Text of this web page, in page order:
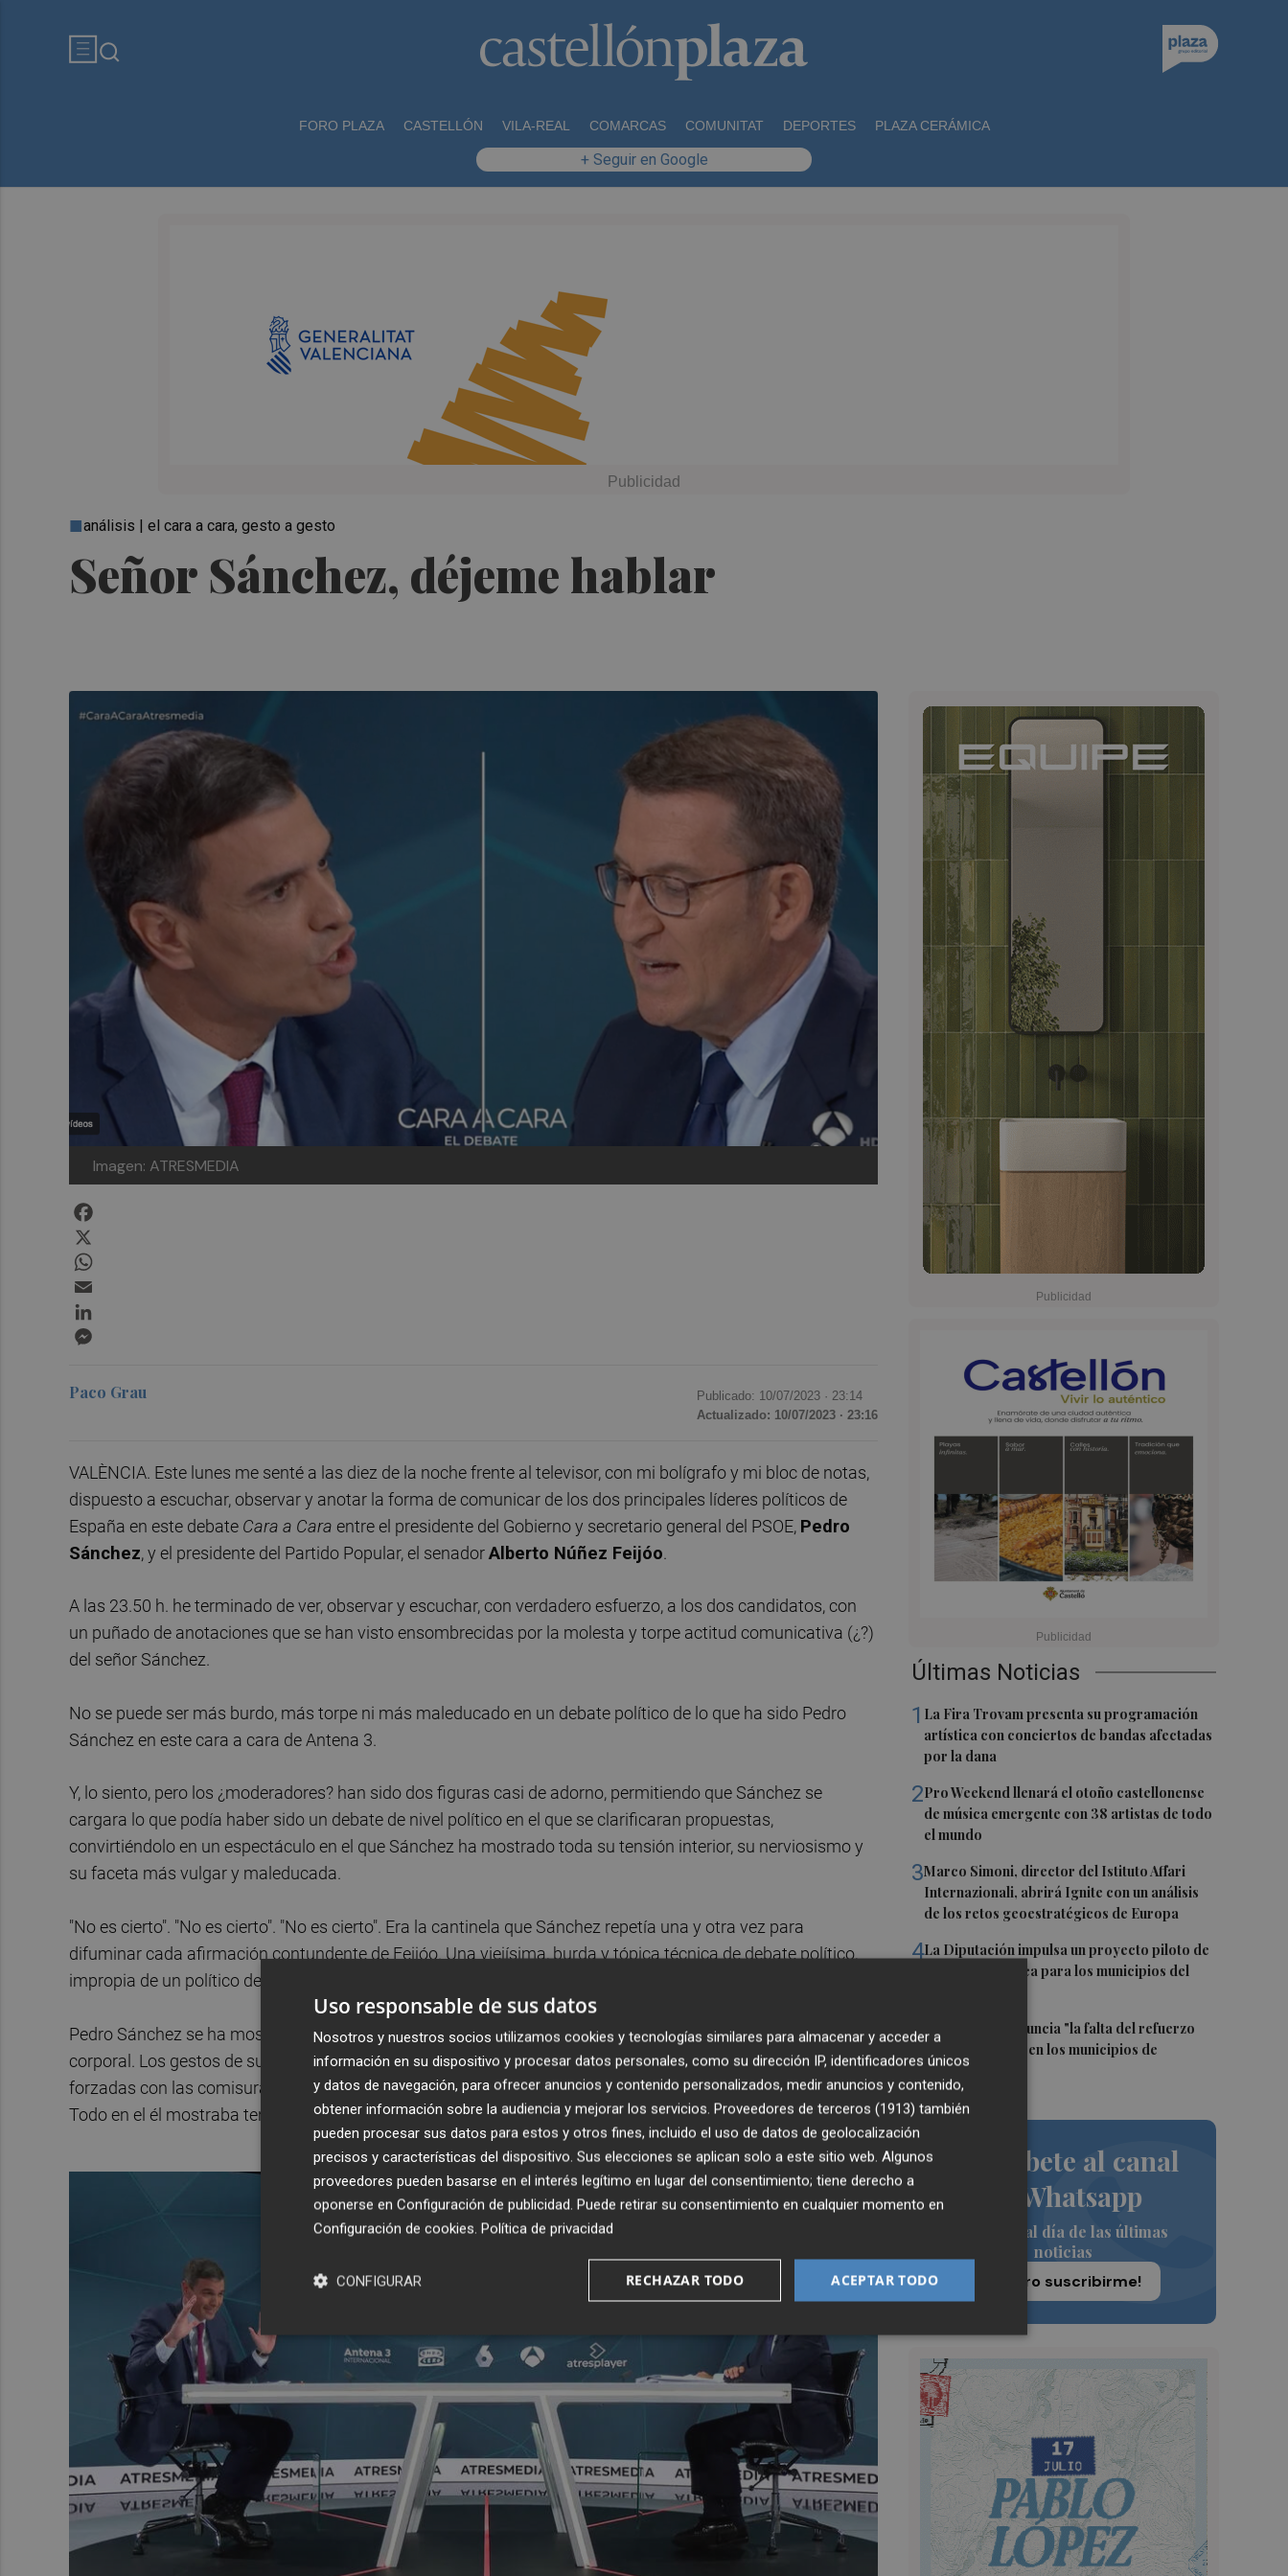
FORO PLAZA CASTELLÓN VILA-REAL COMARCAS COMUNITAT DEPORTES PLAZA CERÁMICA
+ Seguir en Google
Señor Sánchez, déjeme hablar
análisis | el cara a cara, gesto a gesto
Imagen: ATRESMEDIA
Últimas Noticias
1 La Fira Trovam presenta su programación
artística con conciertos de bandas afectadas
por la dana
2Pro Weekend llenará el otoño castellonense
de música emergente con 38 artistas de todo
el mundo
3Marco Simoni, director del Istituto Affari
Internazionali, abrirá Ignite con un análisis
de los retos geoestratégicos de Europa
4La Diputación impulsa un proyecto piloto de
movilidad pública para los municipios del
5 Compromís denuncia "la falta del refuerzo
sanitario estival en los municipios de
Castellón"
Suscríbete al canal
de Whatsapp
Siempre al día de las últimas
noticias
¡Quiero suscribirme!
Paco Grau Publicado: 10/07/2023 · 23:14
Actualizado: 10/07/2023 · 23:16
VALÈNCIA. Este lunes me senté a las diez de la noche frente al televisor, con mi bolígrafo y mi bloc de notas,
dispuesto a escuchar, observar y anotar la forma de comunicar de los dos principales líderes políticos de
España en este debate Cara a Cara entre el presidente del Gobierno y secretario general del PSOE, Pedro
Sánchez, y el presidente del Partido Popular, el senadorAlberto Núñez Feijóo.
A las 23.50 h. he terminado de ver, observar y escuchar, con verdadero esfuerzo, a los dos candidatos, con
un puñado de anotaciones que se han visto ensombrecidas por la molesta y torpe actitud comunicativa (¿?)
del señor Sánchez.
No se puede ser más burdo, más torpe ni más maleducado en un debate político de lo que ha sido Pedro
Sánchez en este cara a cara de Antena 3.
Y, lo siento, pero los ¿moderadores? han sido dos figuras casi de adorno, permitiendo que Sánchez se
cargara lo que podía haber sido un debate de nivel político en el que se clarificaran propuestas,
convirtiéndolo en un espectáculo en el que Sánchez ha mostrado toda su tensión interior, su nerviosismo y
su faceta más vulgar y maleducada.
"No es cierto". "No es cierto". "No es cierto". Era la cantinela que Sánchez repetía una y otra vez para
difuminar cada afirmación contundente de Feijóo. Una viejísima, burda y tópica técnica de debate político,
impropia de un político de nivel.
Pedro Sánchez se ha mostrado muy nervioso y lo ha manifestado continuamente con su comunicación
corporal. Los gestos de su cara expresaban todo menos tranquilidad, seguridad y confianza. Sonrisas muy
forzadas con las comisuras de sus labios muy tensas, elevaciones de cejas, tensión en sus aletas de nariz…
Todo en el él mostraba tensión, nerviosismo e inseguridad.
Uso responsable de sus datos
Nosotros y nuestros socios utilizamos cookies y tecnologías similares para almacenar y acceder a
información en su dispositivo y procesar datos personales, como su dirección IP, identificadores únicos
y datos de navegación, para ofrecer anuncios y contenido personalizados, medir anuncios y contenido,
obtener información sobre la audiencia y mejorar los servicios. Proveedores de terceros (1913) también
pueden procesar sus datos para estos y otros fines, incluido el uso de datos de geolocalización
precisos y características del dispositivo. Sus elecciones se aplican solo a este sitio web. Algunos
proveedores pueden basarse en el interés legítimo en lugar del consentimiento; tiene derecho a
oponerse en Configuración de publicidad. Puede retirar su consentimiento en cualquier momento en
Configuración de cookies. Política de privacidad
ACEPTAR TODO
RECHAZAR TODO
CONFIGURAR